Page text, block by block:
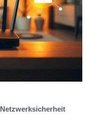
Netzwerksicherheit